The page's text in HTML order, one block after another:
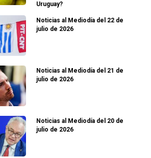
Uruguay?
Noticias al Mediodía del 22 de
julio de 2026
Noticias al Mediodía del 21 de
julio de 2026
Noticias al Mediodía del 20 de
julio de 2026